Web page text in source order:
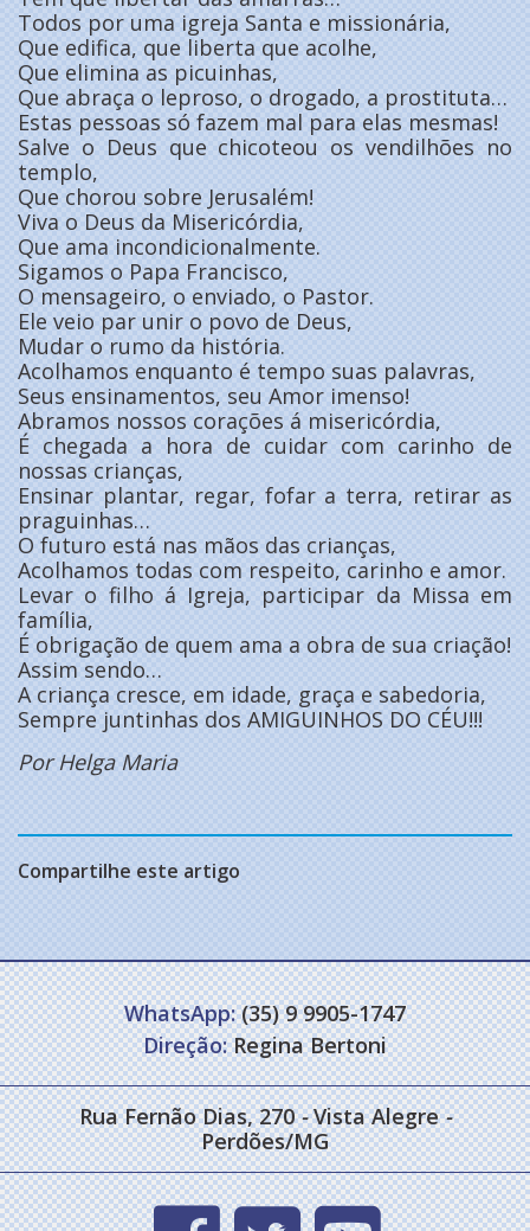
Todos por uma igreja Santa e missionária,
Que edifica, que liberta que acolhe,
Que elimina as picuinhas,
Que abraça o leproso, o drogado, a prostituta…
Estas pessoas só fazem mal para elas mesmas!
Salve o Deus que chicoteou os vendilhões no
templo,
Que chorou sobre Jerusalém!
Viva o Deus da Misericórdia,
Que ama incondicionalmente.
Sigamos o Papa Francisco,
O mensageiro, o enviado, o Pastor.
Ele veio par unir o povo de Deus,
Mudar o rumo da história.
Acolhamos enquanto é tempo suas palavras,
Seus ensinamentos, seu Amor imenso!
Abramos nossos corações á misericórdia,
É chegada a hora de cuidar com carinho de
nossas crianças,
Ensinar plantar, regar, fofar a terra, retirar as
praguinhas…
O futuro está nas mãos das crianças,
Acolhamos todas com respeito, carinho e amor.
Levar o filho á Igreja, participar da Missa em
família,
É obrigação de quem ama a obra de sua criação!
Assim sendo…
A criança cresce, em idade, graça e sabedoria,
Sempre juntinhas dos AMIGUINHOS DO CÉU!!!
Por Helga Maria
Compartilhe este artigo
WhatsApp:(35) 9 9905-1747
Direção:Regina Bertoni
Rua Fernão Dias, 270- Vista Alegre-
Perdões/MG